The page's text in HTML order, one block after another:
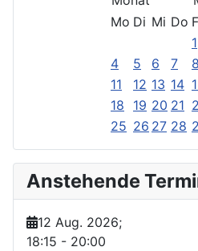
Mo Di Mi Do
1
4
5 6 7 8
11
12 13 14
18
19 20 21
25 26 27 28
Anstehende
12 Aug. 2026;
18:15 - 20:00